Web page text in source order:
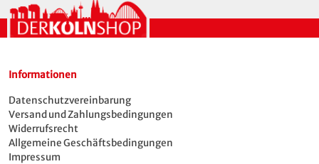
Informationen
Datenschutzvereinbarung
Versand und Zahlungsbedingungen
Widerrufsrecht
Allgemeine Geschäftsbedingungen
Impressum